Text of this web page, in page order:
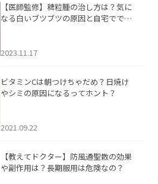
【医師監修】稗粒腫の治し方は？気に
なる白いブツブツの原因と自宅ででき
2023.11.17
ビタミンCは朝つけちゃだめ？日焼け
やシミの原因になるってホント？
2021.09.22
【教えてドクター】防風通聖散の効果
や副作用は？長期服用は危険なの？